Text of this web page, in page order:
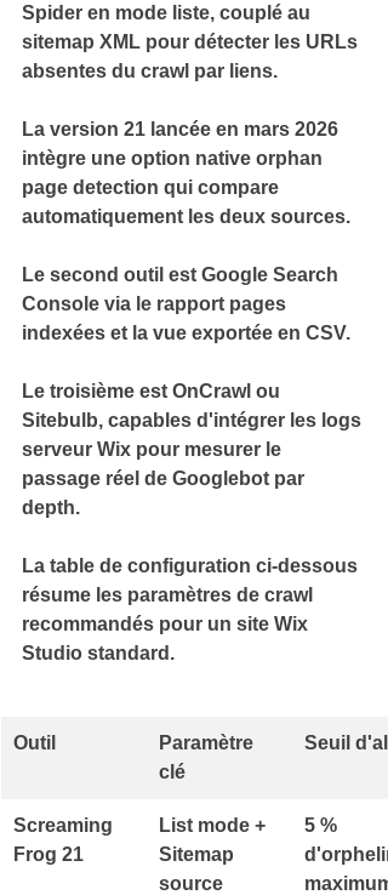
Spider en mode liste, couplé au
sitemap XML pour détecter les URLs
absentes du crawl par liens.
La version 21 lancée en mars 2026
intègre une option native orphan
page detection qui compare
automatiquement les deux sources.
Le second outil est Google Search
Console via le rapport pages
indexées et la vue exportée en CSV.
Le troisième est OnCrawl ou
Sitebulb, capables d'intégrer les logs
serveur Wix pour mesurer le
passage réel de Googlebot par
depth.
La table de configuration ci-dessous
résume les paramètres de crawl
recommandés pour un site Wix
Studio standard.
Outil
Paramètre
clé
Seuil
Screaming
Frog 21
List mode +
Sitemap
source
5 %
maximum